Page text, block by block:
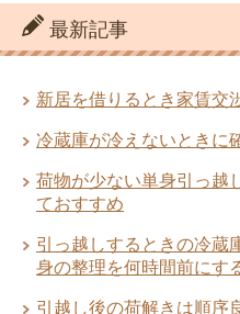
引っ越し
見積もり入
単身・一
期と通常期
最新記事
新居を借りるとき家賃交
冷蔵庫が冷えないときに
荷物が少ない単身引っ越
ておすすめ
引っ越しするときの冷蔵
身の整理を何時間前にす
引越し後の荷解きは順序